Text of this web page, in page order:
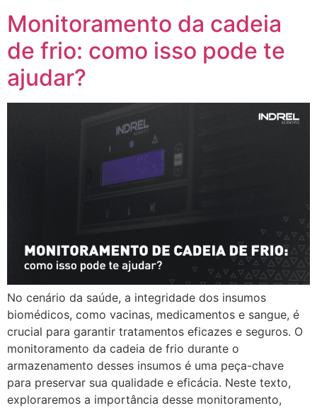
Monitoramento da cadeia
de frio: como isso pode te
ajudar?
No cenário da saúde, a integridade dos insumos
biomédicos, como vacinas, medicamentos e sangue, é
crucial para garantir tratamentos eficazes e seguros. O
monitoramento da cadeia de frio durante o
armazenamento desses insumos é uma peça-chave
para preservar sua qualidade e eficácia. Neste texto,
exploraremos a importância desse monitoramento,